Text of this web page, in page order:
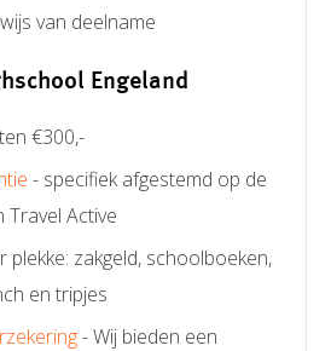
van deelname
Engeland
€300,-
- specifiek afgestemd op de
Travel Active
plekke: zakgeld, schoolboeken,
en tripjes
- Wij bieden een